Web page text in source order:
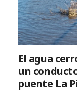
El agua
un
puente La